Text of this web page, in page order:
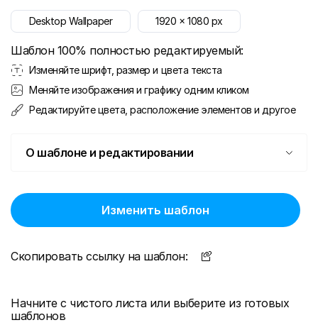
Desktop Wallpaper 1920 x 1080 px
Шаблон 100% полностью редактируемый:
Изменяйте шрифт, размер и цвета текста
Меняйте изображения и графику одним кликом
Редактируйте цвета, расположение элементов и другое
О шаблоне и редактировании
Изменить шаблон
Скопировать ссылку на шаблон:
Начните с чистого листа или выберите из готовых
шаблонов